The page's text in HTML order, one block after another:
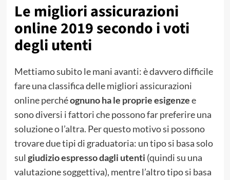
Le migliori assicurazioni
online 2019 secondo i voti
degli utenti
Mettiamo subito le mani avanti: è davvero difficile
fare una classifica delle migliori assicurazioni
online perchéognuno ha le proprie esigenzee
sono diversi i fattori che possono far preferire una
soluzione o l’altra. Per questo motivo si possono
trovare due tipi di graduatoria: un tipo si basa solo
sul giudizio espresso dagli utenti (quindi su una
valutazione soggettiva), mentre l’altro tipo si basa